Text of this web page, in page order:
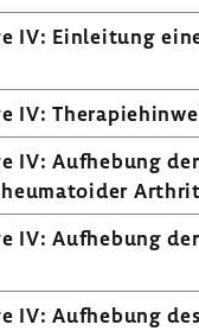
Einlei­tung
Aufhe­bung
Aufhe­bung
Aufhe­bung